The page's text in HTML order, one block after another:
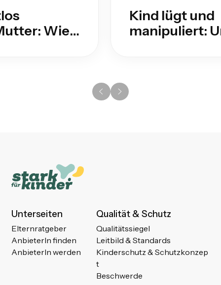
Wie
Kind lügt und
manipuliert:
Unterseiten
Elternratgeber
AnbieterIn finden
AnbieterIn werden
Qualität & Schutz
Qualitätssiegel
Leitbild & Standards
Kinderschutz & Schutzkonzep
t
Beschwerde